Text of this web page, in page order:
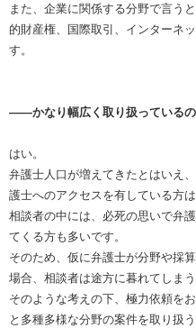
また、企業に関係する分野で言う
的財産権、国際取引、インターネ
す。
――かなり幅広く取り扱っているの
はい。
弁護士人口が増えてきたとはいえ
護士へのアクセスを有している方
相談者の中には、必死の思いで弁
てくる方も多いです。
そのため、仮に弁護士が分野や採
場合、相談者は途方に暮れてしまう
そのような考えの下、極力依頼を
と多種多様な分野の案件を取り扱